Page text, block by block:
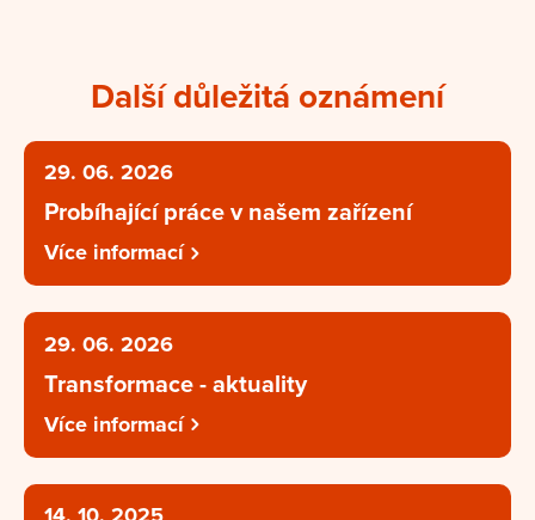
Další důležitá oznámení
29. 06. 2026
Probíhající práce v našem zařízení
Více informací
29. 06. 2026
Transformace - aktuality
Více informací